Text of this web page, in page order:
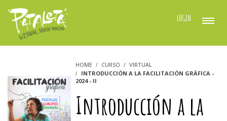
LOGIN
HOME CURSO
VIRTUAL
INTRODUCCIÓN A LA FACILITACIÓN GRÁFICA -
2024 - II
Introducción a la
REQUESTED RESOURCE IS NOT
ACCESSIBLE